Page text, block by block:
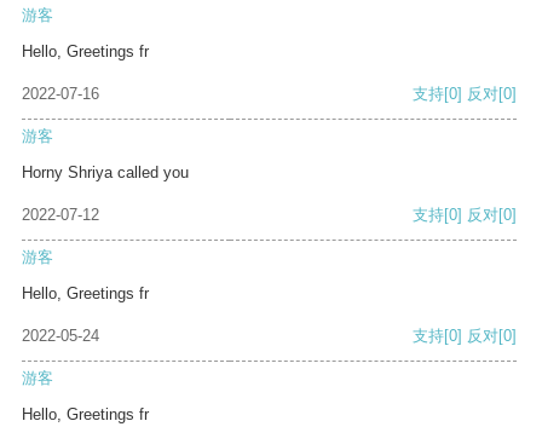
游客
Hello, Greetings fr
2022-07-16 支持[0] 反对[0]
游客
Horny Shriya called you
2022-07-12 支持[0] 反对[0]
游客
Hello, Greetings fr
2022-05-24 支持[0] 反对[0]
游客
Hello, Greetings fr